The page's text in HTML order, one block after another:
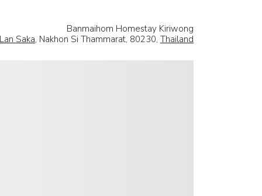
Banmaihom Homestay Kiriwong
Lan Saka, Nakhon Si Thammarat, 80230, Thailand